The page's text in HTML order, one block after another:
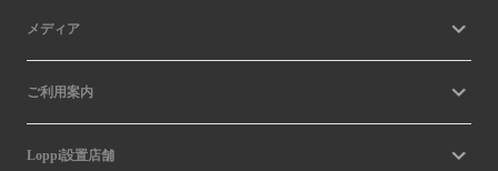
メディア
ご利用案内
Loppi設置店舗